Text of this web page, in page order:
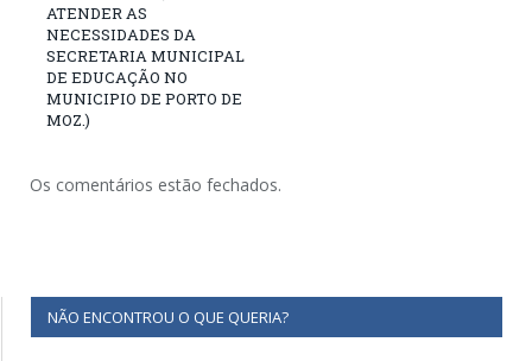
ATENDER AS
NECESSIDADES DA
SECRETARIA MUNICIPAL
DE EDUCAÇÃO NO
MUNICIPIO DE PORTO DE
MOZ.)
Os comentários estão fechados.
NÃO ENCONTROU O QUE QUERIA?